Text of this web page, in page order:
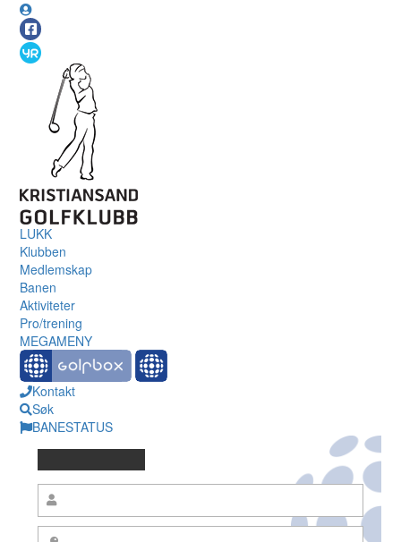
LUKK
Klubben
Medlemskap
Banen
Aktiviteter
Pro/trening
MEGAMENY
Kontakt
Søk
BANESTATUS